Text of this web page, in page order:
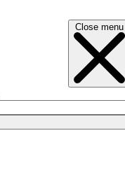
Close menu